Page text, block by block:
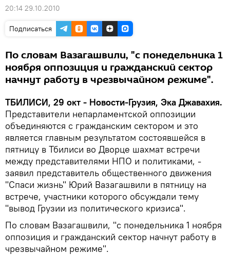
20:14 29.10.2010
Подписаться
По словам Вазагашвили, "с понедельника 1
ноября оппозиция и гражданский сектор
начнут работу в чрезвычайном режиме".
ТБИЛИСИ, 29 окт - Новости-Грузия, Эка Джавахия.
Представители непарламентской оппозиции
объединяются с гражданским сектором и это
является главным результатом состоявшейся в
пятницу в Тбилиси во Дворце шахмат встречи
между представителями НПО и политиками, -
заявил представитель общественного движения
"Спаси жизнь" Юрий Вазагашвили в пятницу на
встрече, участники которого обсуждали тему
"вывод Грузии из политического кризиса".
По словам Вазагашвили, "с понедельника 1 ноября
оппозиция и гражданский сектор начнут работу в
чрезвычайном режиме".